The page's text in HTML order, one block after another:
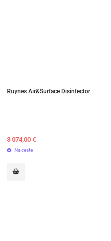
Ruynes Air&Surface Disinfector
3 074,00 €
Na ceste